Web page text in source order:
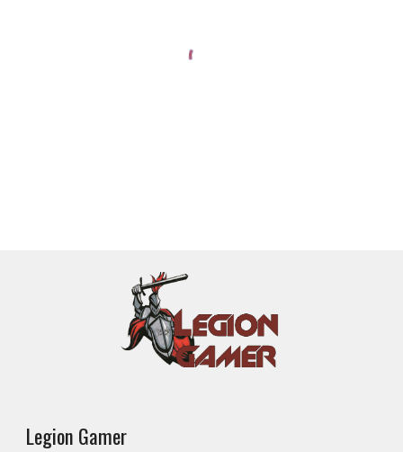
Legion Gamer